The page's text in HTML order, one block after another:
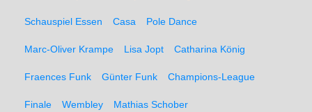
Schauspiel Essen Casa Pole Dance
Marc-Oliver Krampe Lisa Jopt Catharina König
Fraences Funk Günter Funk Champions-League
Finale Wembley Mathias Schober